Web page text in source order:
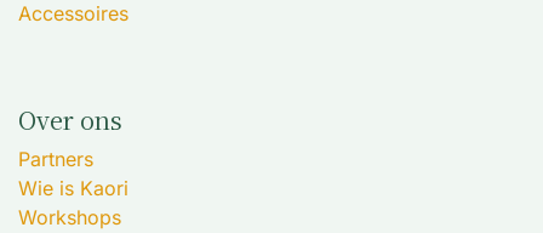
Accessoires
Over ons
Partners
Wie is Kaori
Workshops